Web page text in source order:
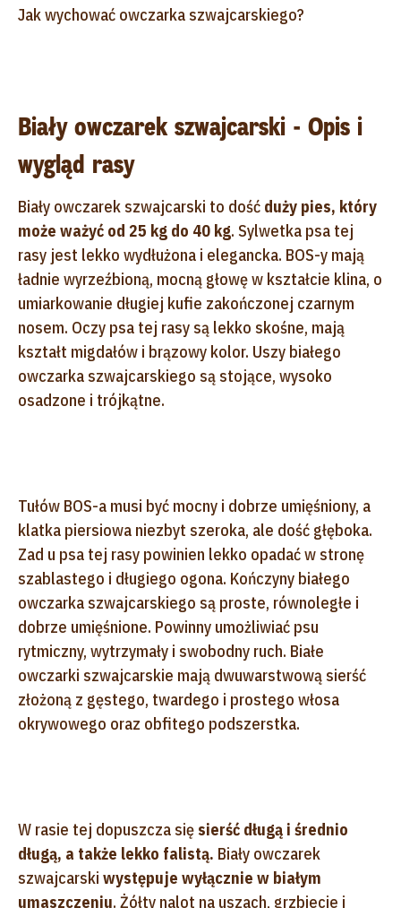
Jak wychować owczarka szwajcarskiego?
Biały owczarek szwajcarski - Opis i
wygląd rasy
Biały owczarek szwajcarski to dość duży pies, który
może ważyć od 25 kg do 40 kg. Sylwetka psa tej
rasy jest lekko wydłużona i elegancka. BOS-y mają
ładnie wyrzeźbioną, mocną głowę w kształcie klina, o
umiarkowanie długiej kufie zakończonej czarnym
nosem. Oczy psa tej rasy są lekko skośne, mają
kształt migdałów i brązowy kolor. Uszy białego
owczarka szwajcarskiego są stojące, wysoko
osadzone i trójkątne.
Tułów BOS-a musi być mocny i dobrze umięśniony, a
klatka piersiowa niezbyt szeroka, ale dość głęboka.
Zad u psa tej rasy powinien lekko opadać w stronę
szablastego i długiego ogona. Kończyny białego
owczarka szwajcarskiego są proste, równoległe i
dobrze umięśnione. Powinny umożliwiać psu
rytmiczny, wytrzymały i swobodny ruch. Białe
owczarki szwajcarskie mają dwuwarstwową sierść
złożoną z gęstego, twardego i prostego włosa
okrywowego oraz obfitego podszerstka.
W rasie tej dopuszcza sięsierść długą i średnio
długą, a także lekko falistą. Biały owczarek
szwajcarski występuje wyłącznie w białym
umaszczeniu. Żółty nalot na uszach, grzbiecie i